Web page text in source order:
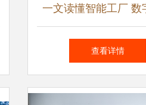
一文读懂智能工厂 数
厂、智能制造与人工智
查看详情